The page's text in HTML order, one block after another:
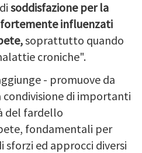
soddisfazione per la
influenzati
soprattutto quando
croniche".
- promuove da
di importanti
del fardello
fondamentali per
ed approcci diversi